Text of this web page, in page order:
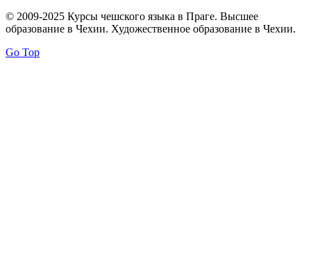
© 2009-2025 Курсы чешского языка в Праге. Высшее
образование в Чехии. Художественное образование в Чехии.
Go Top